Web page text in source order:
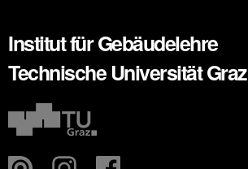
Institut für Gebäudelehre
Technische Universität Graz